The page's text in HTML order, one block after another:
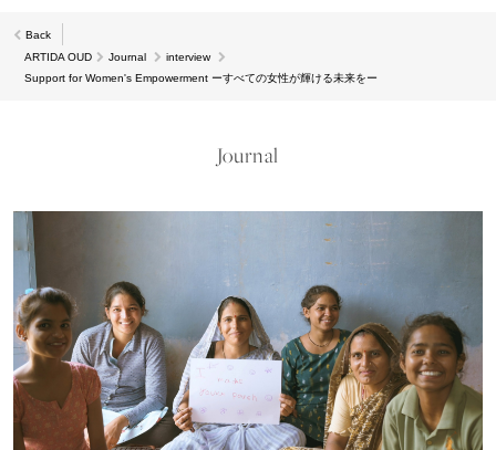
Back
ARTIDA OUD
Journal
interview
Support for Women's Empowerment ーすべての女性が輝ける未来をー
Journal